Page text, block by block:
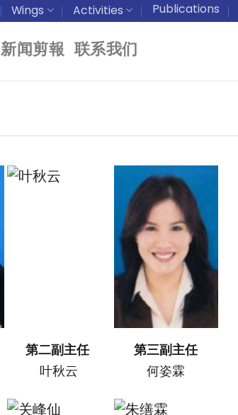
Wings Activities Publications
新闻剪報 联系我们
第二副主任
叶秋云
第三副主任
何姿霖